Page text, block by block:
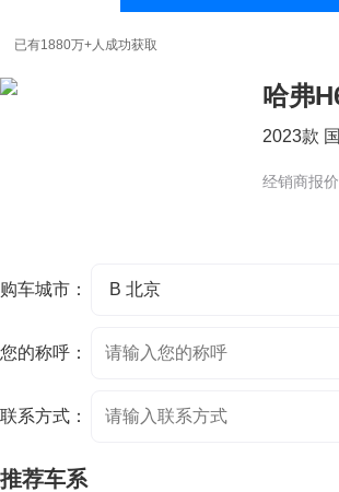
已有1880万+人成功获取
哈弗
2023款
经销商报价
购车城市：
您的称呼：
联系方式：
推荐车系